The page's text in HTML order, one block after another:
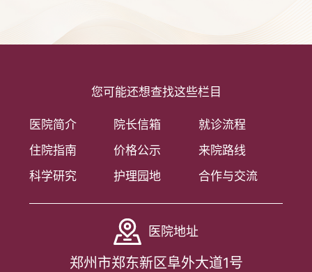
您可能还想查找这些栏目
医院简介 院长信箱
就诊流程
住院指南
价格公示
来院路线
科学研究
护理园地 合作与交流
医院地址
郑州市郑东新区阜外大道1号